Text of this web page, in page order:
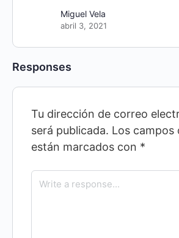
Miguel Vela
abril 3, 2021
Responses
Tu dirección de correo
será publicada. Los campos
están marcados con *